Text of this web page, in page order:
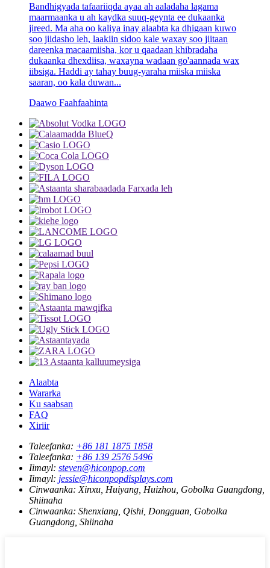
Bandhigyada tafaariiqda ayaa ah aaladaha lagama
maarmaanka u ah kaydka suuq-geynta ee dukaanka
jireed. Ma aha oo kaliya inay alaabta ka dhigaan kuwo
soo jiidasho leh, laakiin sidoo kale waxay soo jiitaan
dareenka macaamiisha, kor u qaadaan khibradaha
dukaanka dhexdiisa, waxayna wadaan go'aannada wax
iibsiga. Haddi ay tahay buug-yaraha miiska miiska
saaran, oo kala duwan...
Daawo Faahfaahinta
Alaabta
Wararka
Ku saabsan
FAQ
Xiriir
Taleefanka: +86 181 1875 1858
Taleefanka: +86 139 2576 5496
Iimayl: steven@hiconpop.com
Iimayl: jessie@hiconpopdisplays.com
Cinwaanka: Xinxu, Huiyang, Huizhou, Gobolka Guangdong,
Shiinaha
Cinwaanka: Shenxiang, Qishi, Dongguan, Gobolka
Guangdong, Shiinaha